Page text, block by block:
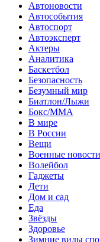
Автоновости
Автособытия
Автоспорт
Автоэксперт
Актеры
Аналитика
Баскетбол
Безопасность
Безумный мир
Биатлон/Лыжи
Бокс/MMA
В мире
В России
Вещи
Военные новости
Волейбол
Гаджеты
Дети
Дом и сад
Еда
Звёзды
Здоровье
Зимние виды